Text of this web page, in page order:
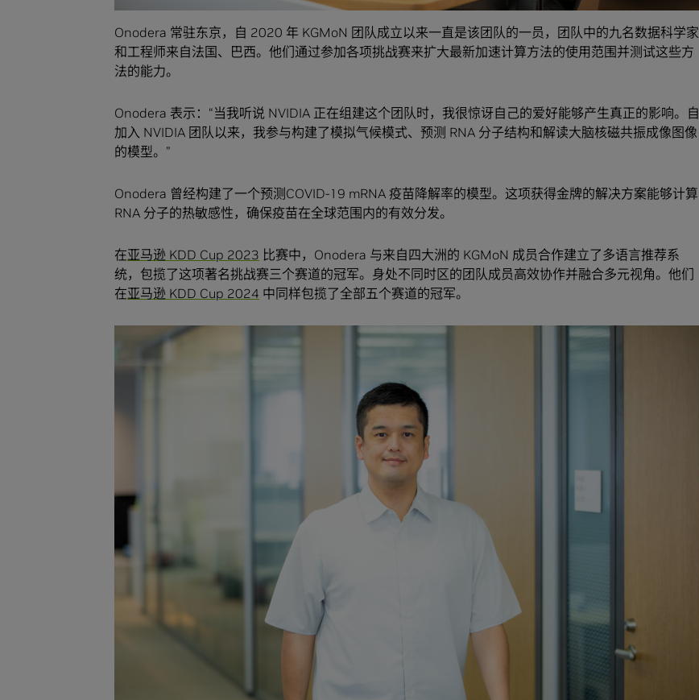
Onodera 常驻东京，自 2020 年 KGMoN 团队成立以来一直是该团队的一员，团队中的九名数据科学家
和工程师来自法国、巴西。他们通过参加各项挑战赛来扩大最新加速计算方法的使用范围并测试这些方
法的能力。
Onodera 表示：“当我听说 NVIDIA 正在组建这个团队时，我很惊讶自己的爱好能够产生真正的影响。自
加入 NVIDIA 团队以来，我参与构建了模拟气候模式、预测 RNA 分子结构和解读大脑核磁共振成像图像
的模型。”
Onodera 曾经构建了一个预测COVID-19 mRNA 疫苗降解率的模型。这项获得金牌的解决方案能够计算
RNA 分子的热敏感性，确保疫苗在全球范围内的有效分发。
在亚马逊 KDD Cup 2023 比赛中，Onodera 与来自四大洲的 KGMoN 成员合作建立了多语言推荐系
统，包揽了这项著名挑战赛三个赛道的冠军。身处不同时区的团队成员高效协作并融合多元视角。他们
在亚马逊 KDD Cup 2024 中同样包揽了全部五个赛道的冠军。